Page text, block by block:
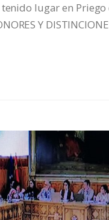
lugar en Priego
Y